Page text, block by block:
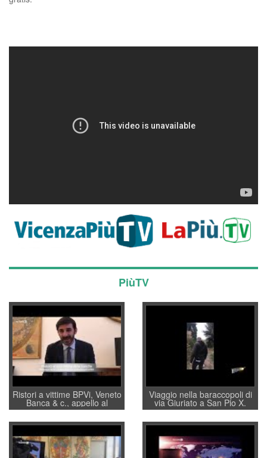
PiùTV
Ristori a vittime BPVi, Veneto
Banca & c., appello al
sottosegretario Alessio
Villarosa: per mettere ordine
convochi con Di Maio CNCU
a supporto della cabina di
regia al Mef
Viaggio nella baraccopoli di
via Giuriato a San Pio X.
Vicenza ai Vicentini: “faremo
un regalo di Natale ai
residenti”